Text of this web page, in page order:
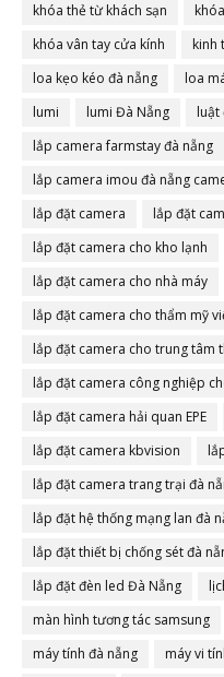
khóa thẻ từ khách sạn
khóa vân tay cửa kính
kinh
loa kẹo kéo đà nẵng
loa
lumi
lumi Đà Nẵng luật
lắp camera farmstay đà nẵng
lắp camera imou đà nẵng
lắp đặt camera
lắp đặt
lắp đặt camera cho kho lạnh
lắp đặt camera cho nhà máy
lắp đặt camera cho thẩm mỹ
lắp đặt camera cho trung tâm
lắp đặt camera công nghiệp
lắp đặt camera hải quan EPE
lắp đặt camera kbvision
lắp đặt camera trang trại đà
lắp đặt hệ thống mạng lan đà
lắp đặt thiết bị chống sét đà
lắp đặt đèn led Đà Nẵng
màn hình tương tác samsung
máy tính đà nẵng
máy vi